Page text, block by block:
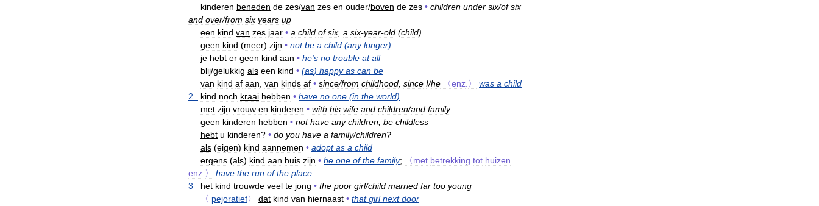
kinderen beneden de zes/van zes en ouder/boven de zes • children under six/of six
and over/from six years up
een kind van zes jaar • a child of six a six-year-old (child)
geen kind (meer) zijn • not be a child (any longer)
je hebt er geen kind aan • he's no trouble at all
blij/gelukkig als een kind • (as) happy as can be
van kind af aan van kinds af • since/from childhood since I/he 〈enz 〉 was a child
2
kind noch kraai hebben • have no one (in the world)
met zijn vrouw en kinderen • with his wife and children/and family
geen kinderen hebben • not have any children be childless
hebt u kinderen? • do you have a family/children?
als (eigen) kind aannemen • adopt as a child
ergens (als) kind aan huis zijn • be one of the family; 〈met betrekking tot huizen
enz 〉 have the run of the place
3
het kind trouwde veel te jong • the poor girl/child married far too young
〈 pejoratief〉 dat kind van hiernaast • that girl next door